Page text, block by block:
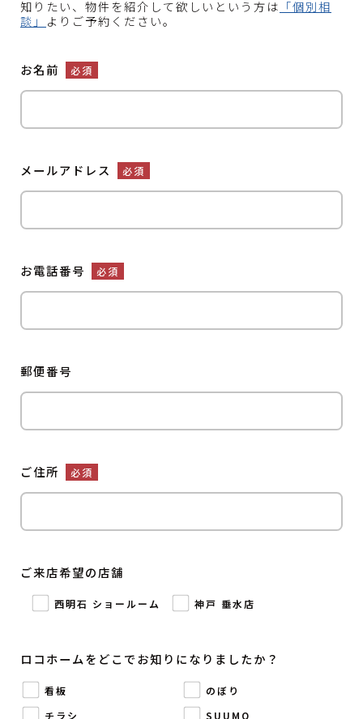
知りたい、物件を紹介して欲しいという方は 「個別相
談」 よりご予約ください。
お名前 必須
メールアドレス 必須
お電話番号 必須
郵便番号
ご住所 必須
ご来店希望の店舗
西明石 ショールーム 神戸 垂水店
ロコホームをどこでお知りになりましたか？
看板
のぼり
チラシ
SUUMO